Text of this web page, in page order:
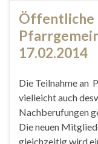
Öffentliche
17.02.2014
Die Teilnahme an
vielleicht auch
Nachberufungen
Die neuen
gleichzeitig wird